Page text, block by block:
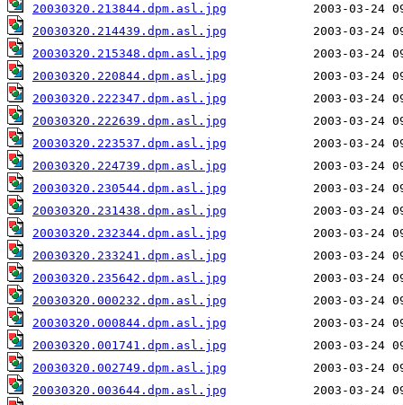
20030320.213844.dpm.asl.jpg
20030320.214439.dpm.asl.jpg
20030320.215348.dpm.asl.jpg
20030320.220844.dpm.asl.jpg
20030320.222347.dpm.asl.jpg
20030320.222639.dpm.asl.jpg
20030320.223537.dpm.asl.jpg
20030320.224739.dpm.asl.jpg
20030320.230544.dpm.asl.jpg
20030320.231438.dpm.asl.jpg
20030320.232344.dpm.asl.jpg
20030320.233241.dpm.asl.jpg
20030320.235642.dpm.asl.jpg
20030320.000232.dpm.asl.jpg
20030320.000844.dpm.asl.jpg
20030320.001741.dpm.asl.jpg
20030320.002749.dpm.asl.jpg
20030320.003644.dpm.asl.jpg